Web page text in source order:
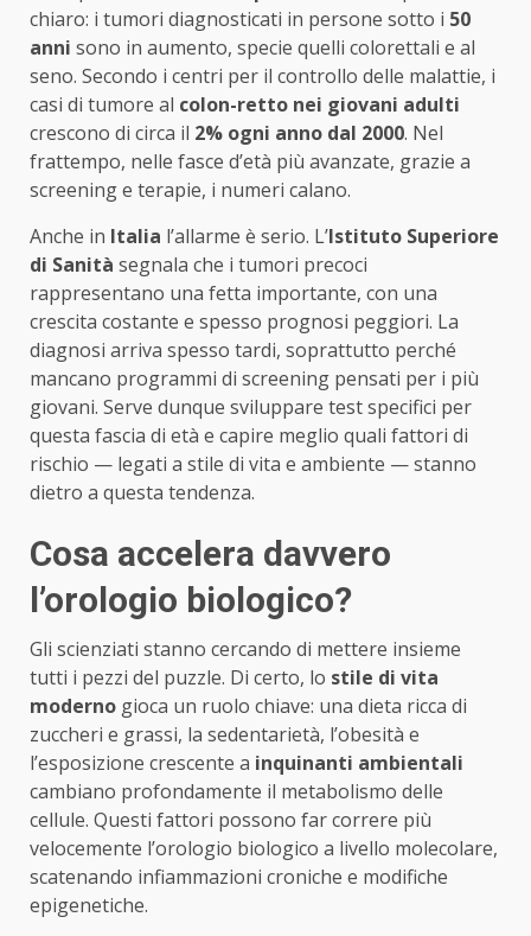
chiaro: i tumori diagnosticati in persone sotto i 50
anni sono in aumento, specie quelli colorettali e al
seno. Secondo i centri per il controllo delle malattie, i
casi di tumore al colon-retto nei giovani adulti
crescono di circa il 2% ogni anno dal 2000. Nel
frattempo, nelle fasce d’età più avanzate, grazie a
screening e terapie, i numeri calano.
Anche in Italia l’allarme è serio. L’Istituto Superiore
di Sanità segnala che i tumori precoci
rappresentano una fetta importante, con una
crescita costante e spesso prognosi peggiori. La
diagnosi arriva spesso tardi, soprattutto perché
mancano programmi di screening pensati per i più
giovani. Serve dunque sviluppare test specifici per
questa fascia di età e capire meglio quali fattori di
rischio — legati a stile di vita e ambiente — stanno
dietro a questa tendenza.
Cosa accelera davvero
l’orologio biologico?
Gli scienziati stanno cercando di mettere insieme
tutti i pezzi del puzzle. Di certo, lo stile di vita
moderno gioca un ruolo chiave: una dieta ricca di
zuccheri e grassi, la sedentarietà, l’obesità e
l’esposizione crescente a inquinanti ambientali
cambiano profondamente il metabolismo delle
cellule. Questi fattori possono far correre più
velocemente l’orologio biologico a livello molecolare,
scatenando infiammazioni croniche e modifiche
epigenetiche.